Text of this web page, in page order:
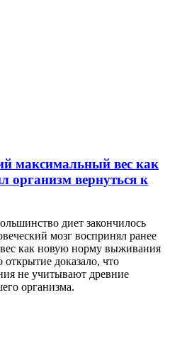
максимальный вес как
организм вернуться к
диет закончилось
мозг воспринял ранее
как новую норму выживания
доказало, что
не учитывают древние
организма.